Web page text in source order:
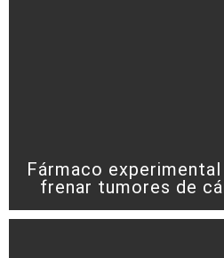
Fármaco
frenar tumores de